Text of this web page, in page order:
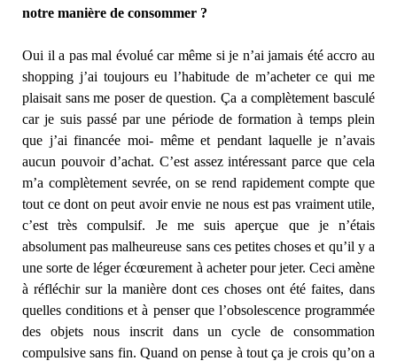
notre manière de consommer ?
Oui il a pas mal évolué car même si je n’ai jamais été accro au
shopping j’ai toujours eu l’habitude de m’acheter ce qui me
plaisait sans me poser de question. Ça a complètement basculé
car je suis passé par une période de formation à temps plein
que j’ai financée moi- même et pendant laquelle je n’avais
aucun pouvoir d’achat. C’est assez intéressant parce que cela
m’a complètement sevrée, on se rend rapidement compte que
tout ce dont on peut avoir envie ne nous est pas vraiment utile,
c’est très compulsif. Je me suis aperçue que je n’étais
absolument pas malheureuse sans ces petites choses et qu’il y a
une sorte de léger écœurement à acheter pour jeter. Ceci amène
à réfléchir sur la manière dont ces choses ont été faites, dans
quelles conditions et à penser que l’obsolescence programmée
des objets nous inscrit dans un cycle de consommation
compulsive sans fin. Quand on pense à tout ça je crois qu’on a